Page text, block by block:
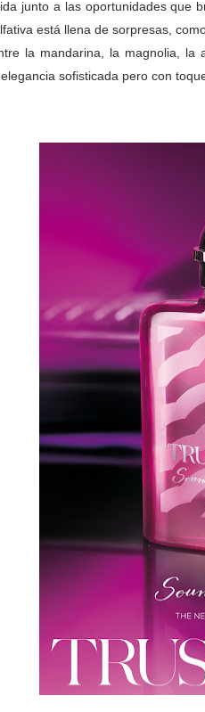
junto a las oportunidades que
está llena de sorpresas,
la mandarina, la magnolia, la
sofisticada pero con